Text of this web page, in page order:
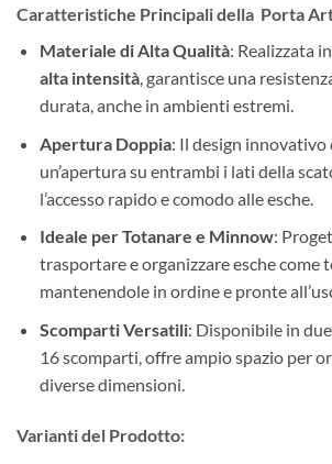
Caratteristiche Principali della Porta
Materiale di Alta Qualità: Realizzata in
alta intensità, garantisce una
durata, anche in ambienti estremi.
Apertura Doppia: Il design innovativo
un’apertura su entrambi i lati della
l’accesso rapido e comodo alle esche.
Ideale per Totanare e Minnow:
trasportare e organizzare esche come
mantenendole in ordine e pronte
Scomparti Versatili: Disponibile in
16 scomparti, offre ampio spazio per
diverse dimensioni.
Varianti del Prodotto: